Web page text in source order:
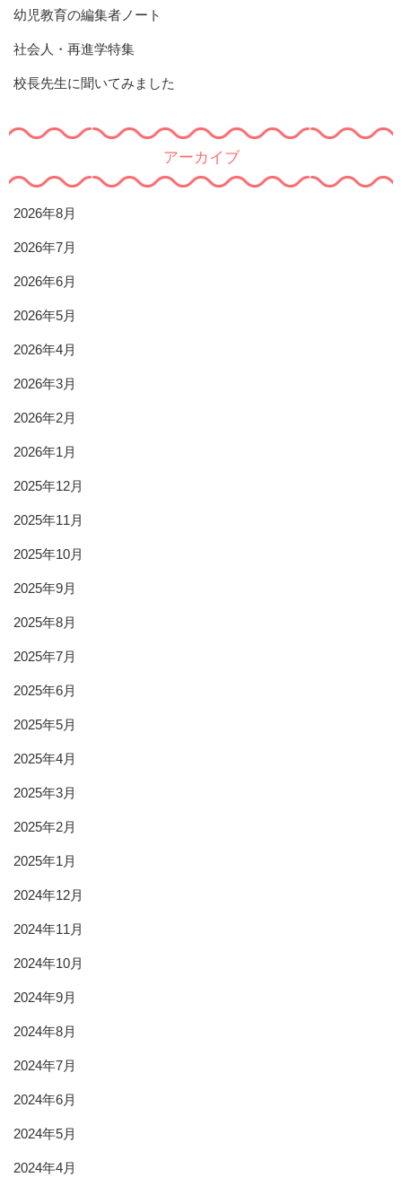
幼児教育の編集者ノート
社会人・再進学特集
校長先生に聞いてみました
アーカイブ
2026年8月
2026年7月
2026年6月
2026年5月
2026年4月
2026年3月
2026年2月
2026年1月
2025年12月
2025年11月
2025年10月
2025年9月
2025年8月
2025年7月
2025年6月
2025年5月
2025年4月
2025年3月
2025年2月
2025年1月
2024年12月
2024年11月
2024年10月
2024年9月
2024年8月
2024年7月
2024年6月
2024年5月
2024年4月